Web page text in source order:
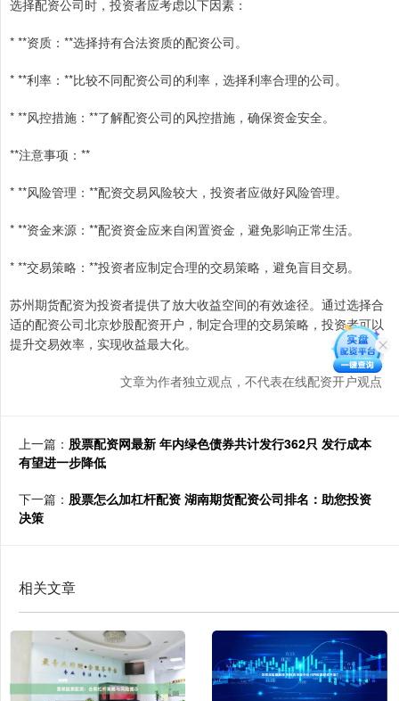
选择配资公司时，投资者应考虑以下因素：
* **资质：**选择持有合法资质的配资公司。
* **利率：**比较不同配资公司的利率，选择利率合理的公司。
* **风控措施：**了解配资公司的风控措施，确保资金安全。
**注意事项：**
* **风险管理：**配资交易风险较大，投资者应做好风险管理。
* **资金来源：**配资资金应来自闲置资金，避免影响正常生活。
* **交易策略：**投资者应制定合理的交易策略，避免盲目交易。
苏州期货配资为投资者提供了放大收益空间的有效途径。通过选择合
适的配资公司北京炒股配资开户，制定合理的交易策略，投资者可以
提升交易效率，实现收益最大化。
文章为作者独立观点，不代表在线配资开户观点
上一篇： 股票配资网最新 年内绿色债券共计发行362只 发行成本
有望进一步降低
下一篇： 股票怎么加杠杆配资 湖南期货配资公司排名：助您投资
决策
相关文章